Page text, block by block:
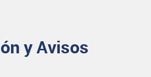
y Avisos